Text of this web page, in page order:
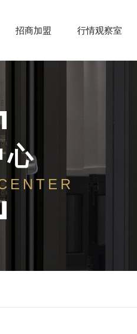
心
招商加盟 行情观察室